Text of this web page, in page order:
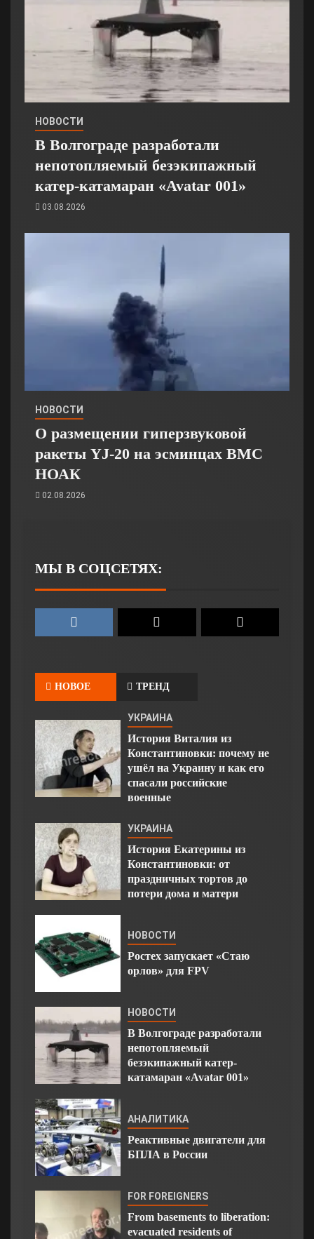
НОВОСТИ
В Волгограде разработали
непотопляемый безэкипажный
катер-катамаран «Avatar 001»
03.08.2026
НОВОСТИ
О размещении гиперзвуковой
ракеты YJ-20 на эсминцах ВМС
НОАК
02.08.2026
МЫ В СОЦСЕТЯХ:
НОВОЕ ТРЕНД
УКРАИНА
История Виталия из
Константиновки: почему не
ушёл на Украину и как его
спасали российские
военные
УКРАИНА
История Екатерины из
Константиновки: от
праздничных тортов до
потери дома и матери
НОВОСТИ
Ростех запускает «Стаю
орлов» для FPV
НОВОСТИ
В Волгограде разработали
непотопляемый
безэкипажный катер-
катамаран «Avatar 001»
АНАЛИТИКА
Реактивные двигатели для
БПЛА в России
FOR FOREIGNERS
From basements to liberation:
evacuated residents of